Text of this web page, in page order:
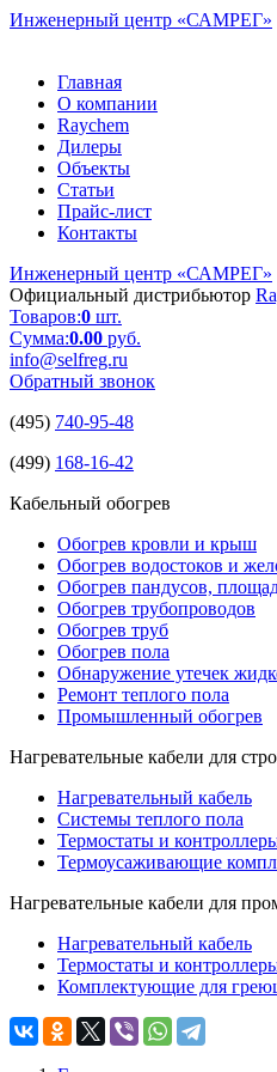
Инженерный центр «САМРЕГ»
Главная
О компании
Raychem
Дилеры
Объекты
Статьи
Прайс-лист
Контакты
Инженерный центр «САМРЕГ»
Официальный дистрибьютор
Товаров:0 шт.
Сумма:0.00 руб.
info@selfreg.ru
Обратный звонок
(495) 740-95-48
(499) 168-16-42
Кабельный обогрев
Обогрев кровли и крыш
Обогрев водостоков и
Обогрев пандусов,
Обогрев трубопроводов
Обогрев труб
Обогрев пола
Обнаружение утечек
Ремонт теплого пола
Промышленный обогрев
Нагревательные кабели для
Нагревательный кабель
Системы теплого пола
Термостаты и
Термоусаживающие
Нагревательные кабели для
Нагревательный кабель
Термостаты и
Комплектующие для